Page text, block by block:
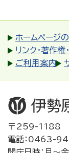
ホームページ
リンク・著作権
ご利用案内
〒259-1188
電話：0463-